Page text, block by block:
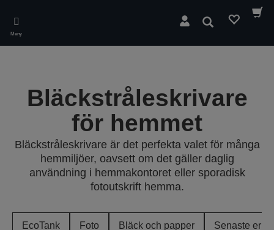
main
content
Meny
Sök
Bläckstråleskrivare
för hemmet
Bläckstråleskrivare är det perfekta valet för många
hemmiljöer, oavsett om det gäller daglig
användning i hemmakontoret eller sporadisk
fotoutskrift hemma.
EcoTank Foto Bläck och papper Senaste